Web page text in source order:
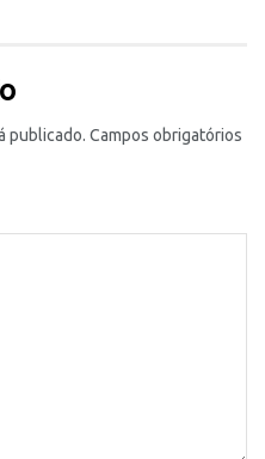
publicado. Campos obrigatórios